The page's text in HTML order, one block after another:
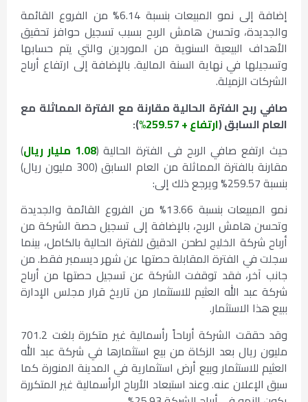
إضافة إلى نمو المبيعات بنسبة 6.14% من الفروع القائمة
والجديدة، وتحسن هامش الربح بسبب تسجيل حوافز تحقيق
الأهداف البيعية السنوية من الموردين والتي يتم حسابها
وتسجيلها في نهاية السنة المالية. بالإضافة إلى ارتفاع أرباح
الشركات الزميلة.
صافي ربح الفترة الحالية مقارنة مع الفترة المماثلة مع
العام السابق (ارتفاع + 259.57%
):
حيث ارتفع صافي الربح فى الفترة الحالية (1.08 مليار ريال
)
مقارنة بالفترة المماثلة من العام السابق (300 مليون ريال)
بنسبة 259.57% ويرجع ذلك إلى:
نمو المبيعات بنسبة 13.66% من الفروع القائمة والجديدة
وتحسن هامش الربح، بالإضافة إلى تسجيل حصة الشركة من
أرباح شركة الخليج لطحن الدقيق للفترة الحالية بالكامل، بينما
سجلت في الفترة المقابلة حصتها عن شهر ديسمبر فقط. من
جانب آخر، فقد توقفت الشركة عن تسجيل حصتها من أرباح
شركة عبد الله العثيم للاستثمار من تاريخ قرار مجلس الإدارة
ببيع هذا الاستثمار.
وقد حققت الشركة أرباحاً رأسمالية غير متكررة بلغت 701.2
مليون ريال بعد الزكاة من بيع استثمارها في شركة عبد الله
العثيم للاستثمار وبيع أرض استثمارية في المدينة المنورة كما
سبق الإعلان عنه. وعند استبعاد الأرباح الرأسمالية غير المتكررة